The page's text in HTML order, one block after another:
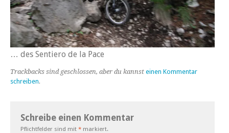
… des Sentiero de la Pace
Trackbacks sind geschlossen, aber du kannst einen Kommentar
schreiben.
Schreibe einen Kommentar
Pflichtfelder sind mit * markiert.